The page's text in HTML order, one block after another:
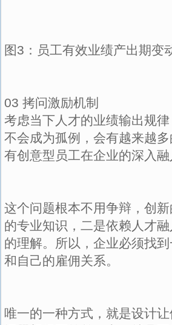
图3：员工有效业绩产出期变
03 拷问激励机制
考虑当下人才的业绩输出规
不会成为孤例，会有越来越
有创意型员工在企业的深入
这个问题根本不用争辩，创
的专业知识，二是依赖人才
的理解。所以，企业必须找
和自己的雇佣关系。
唯一的一种方式，就是设计